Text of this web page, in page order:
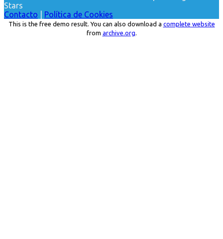
Stars
Contacto
Política de Cookies
This is the free demo result. You can also download a complete website
from archive.org.